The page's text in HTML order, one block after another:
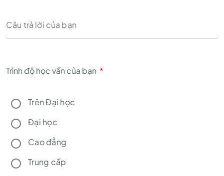
Trình độ học vấn của bạn *
Trên Đại học
Đại học
Cao đẳng
Trung cấp